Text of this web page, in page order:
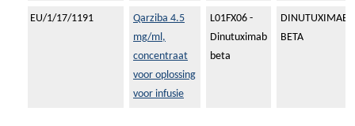
EU/1/17/1191
Qarziba 4.5
mg/ml,
concentraat
voor oplossing
voor infusie
L01FX06 -
Dinutuximab
beta
DINUTUXIMAB
BETA